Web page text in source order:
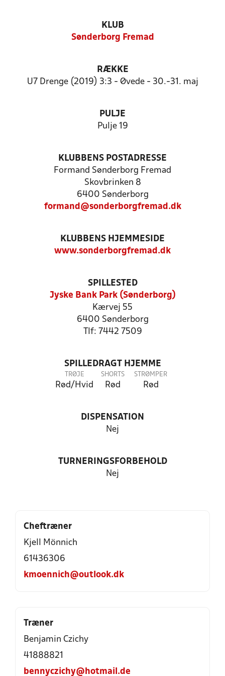
KLUB
Sønderborg Fremad
RÆKKE
U7 Drenge (2019) 3:3 - Øvede - 30.-31. maj
PULJE
Pulje 19
KLUBBENS POSTADRESSE
Formand Sønderborg Fremad
Skovbrinken 8
6400 Sønderborg
formand@sonderborgfremad.dk
KLUBBENS HJEMMESIDE
www.sonderborgfremad.dk
SPILLESTED
Jyske Bank Park (Sønderborg)
Kærvej 55
6400 Sønderborg
Tlf: 7442 7509
SPILLEDRAGT HJEMME
TRØJE
Rød/Hvid
SHORTS
Rød
STRØMPER
Rød
DISPENSATION
Nej
TURNERINGSFORBEHOLD
Nej
Cheftræner
Kjell Mönnich
61436306
kmoennich@outlook.dk
Træner
Benjamin Czichy
41888821
bennyczichy@hotmail.de